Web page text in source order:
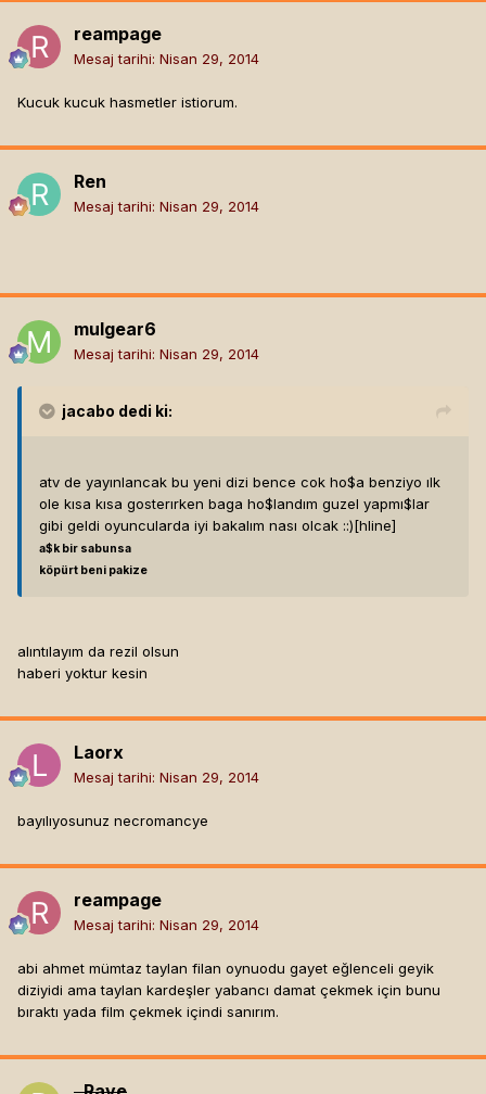
reampage
Mesaj tarihi: Nisan 29, 2014
Kucuk kucuk hasmetler istiorum.
Ren
Mesaj tarihi: Nisan 29, 2014
mulgear6
Mesaj tarihi: Nisan 29, 2014
jacabo dedi ki:
atv de yayınlancak bu yeni dizi bence cok ho$a benziyo ılk
ole kısa kısa gosterırken baga ho$landım guzel yapmı$lar
gibi geldi oyuncularda iyi bakalım nası olcak ::)[hline]
a$k bir sabunsa
köpürt beni pakize
alıntılayım da rezil olsun
haberi yoktur kesin
Laorx
Mesaj tarihi: Nisan 29, 2014
bayılıyosunuz necromancye
reampage
Mesaj tarihi: Nisan 29, 2014
abi ahmet mümtaz taylan filan oynuodu gayet eğlenceli geyik
diziyidi ama taylan kardeşler yabancı damat çekmek için bunu
bıraktı yada film çekmek içindi sanırım.